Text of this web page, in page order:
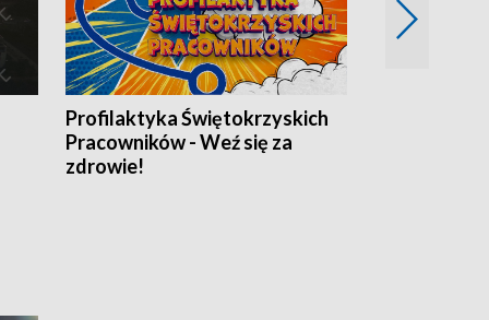
Profilaktyka Świętokrzyskich
Pracowników - Weź się za
zdrowie!